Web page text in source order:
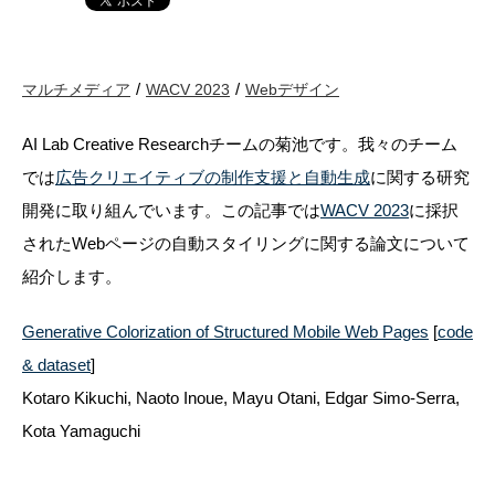
マルチメディア WACV 2023 Webデザイン
AI Lab Creative Researchチームの菊池です。我々のチーム
では広告クリエイティブの制作支援と自動生成に関する研究
開発に取り組んでいます。この記事ではWACV 2023に採択
されたWebページの自動スタイリングに関する論文について
紹介します。
Generative Colorization of Structured Mobile Web Pages [code
& dataset]
Kotaro Kikuchi, Naoto Inoue, Mayu Otani, Edgar Simo-Serra,
Kota Yamaguchi